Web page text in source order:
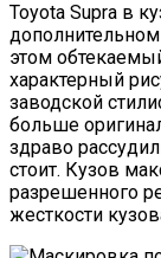
Toyota Supra в
этом
характерный
заводской
больше
здраво
стоит. Кузов
разрешенного
жесткости